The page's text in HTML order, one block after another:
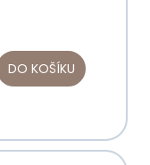
DO KOŠÍKU